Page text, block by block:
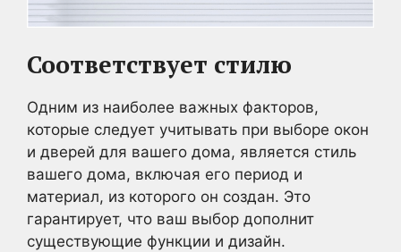
Соответствует стилю
Одним из наиболее важных факторов,
которые следует учитывать при выборе окон
и дверей для вашего дома, является стиль
вашего дома, включая его период и
материал, из которого он создан. Это
гарантирует, что ваш выбор дополнит
существующие функции и дизайн.